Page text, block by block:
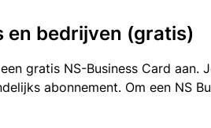
en bedrijven (gratis)
gratis NS-Business Card
abonnement. Om een NS